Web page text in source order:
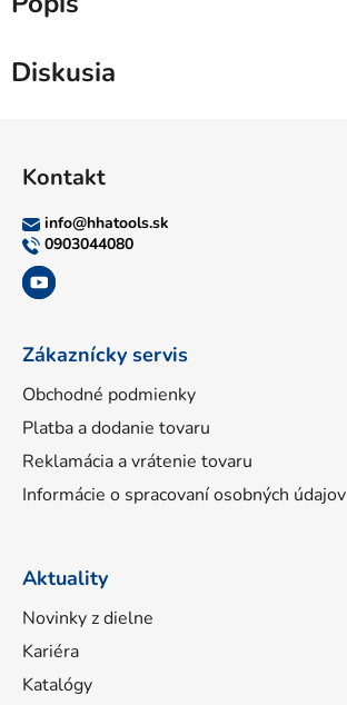
Diskusia
Kontakt
info@hhatools.sk
0903044080
Zákaznícky servis
Obchodné podmienky
Platba a dodanie tovaru
Reklamácia a vrátenie tovaru
Informácie o spracovaní osobných údajov
Aktuality
Novinky z dielne
Kariéra
Katalógy